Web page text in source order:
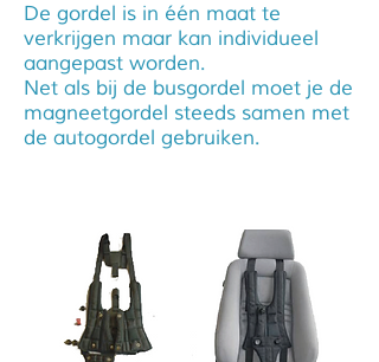
De gordel is in één maat te
verkrijgen maar kan individueel
aangepast worden.
Net als bij de busgordel moet je de
magneetgordel steeds samen met
de autogordel gebruiken.